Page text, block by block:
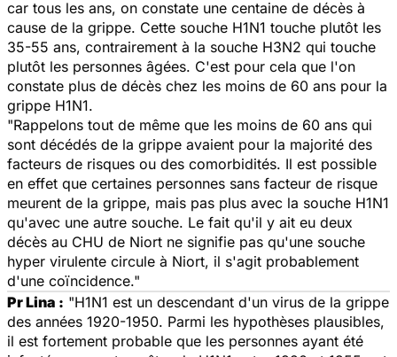
car tous les ans, on constate une centaine de décès à
cause de la grippe. Cette souche H1N1 touche plutôt les
35-55 ans, contrairement à la souche H3N2 qui touche
plutôt les personnes âgées. C'est pour cela que l'on
constate plus de décès chez les moins de 60 ans pour la
grippe H1N1.
"Rappelons tout de même que les moins de 60 ans qui
sont décédés de la grippe avaient pour la majorité des
facteurs de risques ou des comorbidités. Il est possible
en effet que certaines personnes sans facteur de risque
meurent de la grippe, mais pas plus avec la souche H1N1
qu'avec une autre souche. Le fait qu'il y ait eu deux
décès au CHU de Niort ne signifie pas qu'une souche
hyper virulente circule à Niort, il s'agit probablement
d'une coïncidence."
Pr Lina : "H1N1 est un descendant d'un virus de la grippe
des années 1920-1950. Parmi les hypothèses plausibles,
il est fortement probable que les personnes ayant été